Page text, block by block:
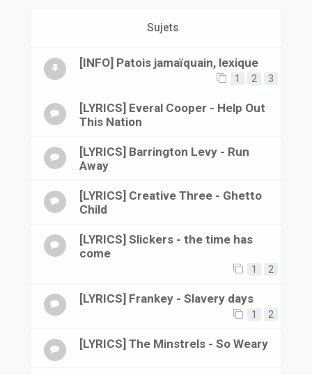
Sujets
[INFO] Patois jamaïquain, lexique
1 2 3
[LYRICS] Everal Cooper - Help Out
This Nation
[LYRICS] Barrington Levy - Run
Away
[LYRICS] Creative Three - Ghetto
Child
[LYRICS] Slickers - the time has
come
1 2
[LYRICS] Frankey - Slavery days
1 2
[LYRICS] The Minstrels - So Weary